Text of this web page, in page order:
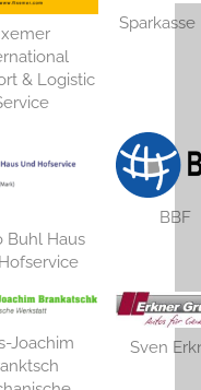
& Logistic
Sparkasse
Buhl Haus
BBF
Joachim
Sven